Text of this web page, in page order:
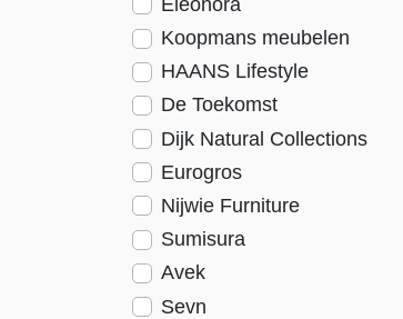
Koopmans meubelen
HAANS Lifestyle
De Toekomst
Dijk Natural Collections
Eurogros
Nijwie Furniture
Sumisura
Avek
Sevn